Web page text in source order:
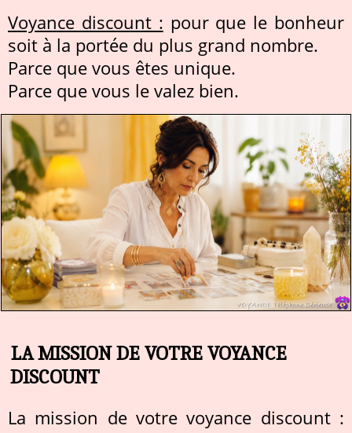
Voyance discount : pour que le bonheur
soit à la portée du plus grand nombre.
Parce que vous êtes unique.
Parce que vous le valez bien.
LA MISSION DE VOTRE VOYANCE
DISCOUNT
La mission de votre voyance discount :